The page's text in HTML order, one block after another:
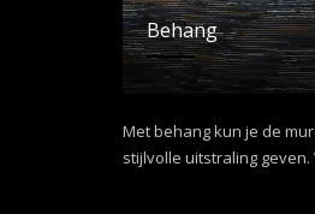
Behang
Met behang kun je de
stijlvolle uitstraling